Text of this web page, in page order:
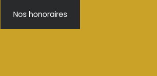
Nos honoraires